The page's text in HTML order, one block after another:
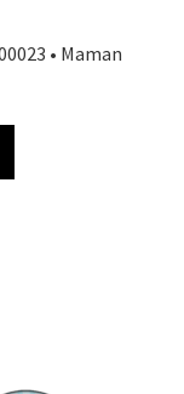
• Maman